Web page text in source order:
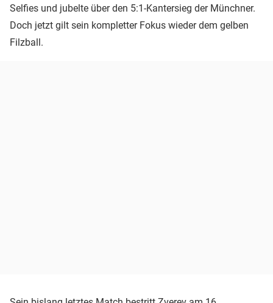
Selfies und jubelte über den 5:1-Kantersieg der Münchner.
Doch jetzt gilt sein kompletter Fokus wieder dem gelben
Filzball.